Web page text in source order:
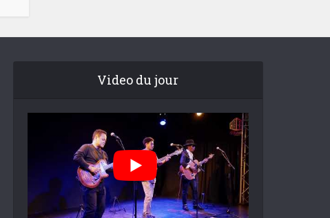
Video du jour